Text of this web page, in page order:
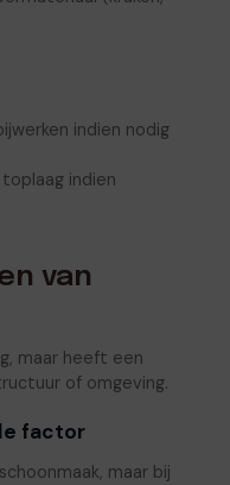
indien nodig
indien
van
maar heeft een
of omgeving.
factor
maar bij